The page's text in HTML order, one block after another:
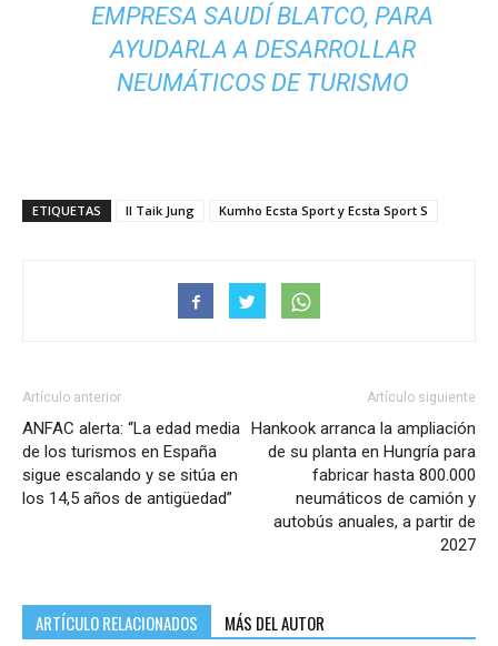
EMPRESA SAUDÍ BLATCO, PARA
AYUDARLA A DESARROLLAR
NEUMÁTICOS DE TURISMO
ETIQUETAS Il Taik Jung Kumho Ecsta Sport y Ecsta Sport S
Artículo anterior
ANFAC alerta: “La edad media
de los turismos en España
sigue escalando y se sitúa en
los 14,5 años de antigüedad”
Artículo siguiente
Hankook arranca la ampliación
de su planta en Hungría para
fabricar hasta 800.000
neumáticos de camión y
autobús anuales, a partir de
2027
ARTÍCULO RELACIONADOS MÁS DEL AUTOR